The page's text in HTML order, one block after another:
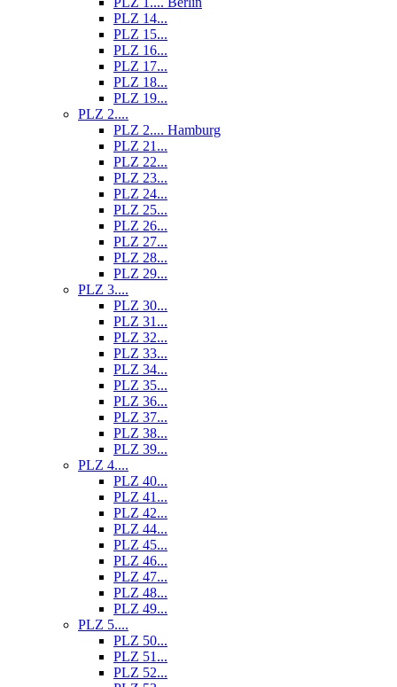
PLZ 14...
PLZ 15...
PLZ 16...
PLZ 17...
PLZ 18...
PLZ 19...
PLZ 2....
PLZ 2.... Hamburg
PLZ 21...
PLZ 22...
PLZ 23...
PLZ 24...
PLZ 25...
PLZ 26...
PLZ 27...
PLZ 28...
PLZ 29...
PLZ 3....
PLZ 30...
PLZ 31...
PLZ 32...
PLZ 33...
PLZ 34...
PLZ 35...
PLZ 36...
PLZ 37...
PLZ 38...
PLZ 39...
PLZ 4....
PLZ 40...
PLZ 41...
PLZ 42...
PLZ 44...
PLZ 45...
PLZ 46...
PLZ 47...
PLZ 48...
PLZ 49...
PLZ 5....
PLZ 50...
PLZ 51...
PLZ 52...